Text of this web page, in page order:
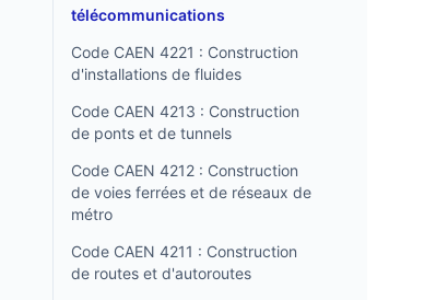
télécommunications
Code CAEN 4221 : Construction
d'installations de fluides
Code CAEN 4213 : Construction
de ponts et de tunnels
Code CAEN 4212 : Construction
de voies ferrées et de réseaux de
métro
Code CAEN 4211 : Construction
de routes et d'autoroutes